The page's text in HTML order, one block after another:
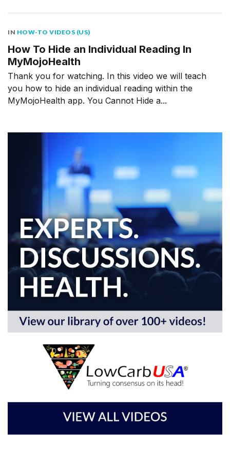
IN HOW-TO VIDEOS (US)
How To Hide an Individual Reading In
MyMojoHealth
Thank you for watching. In this video we will teach
you how to hide an individual reading within the
MyMojoHealth app. You Cannot Hide a...